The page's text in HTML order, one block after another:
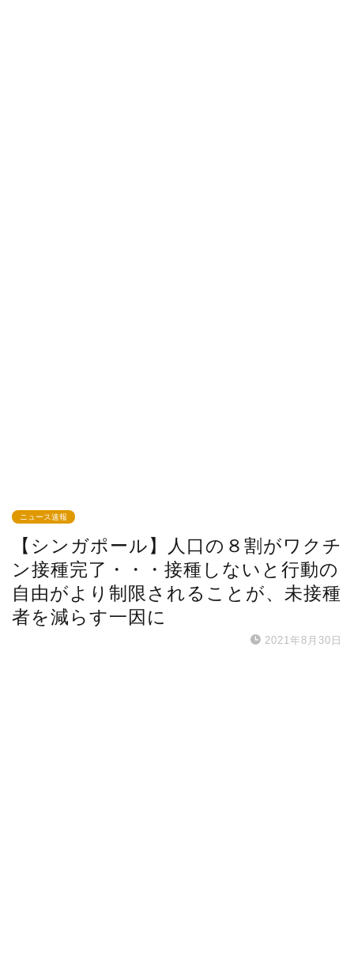
ニュース速報
【シンガポール】人口の８割がワクチ
ン接種完了・・・接種しないと行動の
自由がより制限されることが、未接種
者を減らす一因に
2021年8月30日